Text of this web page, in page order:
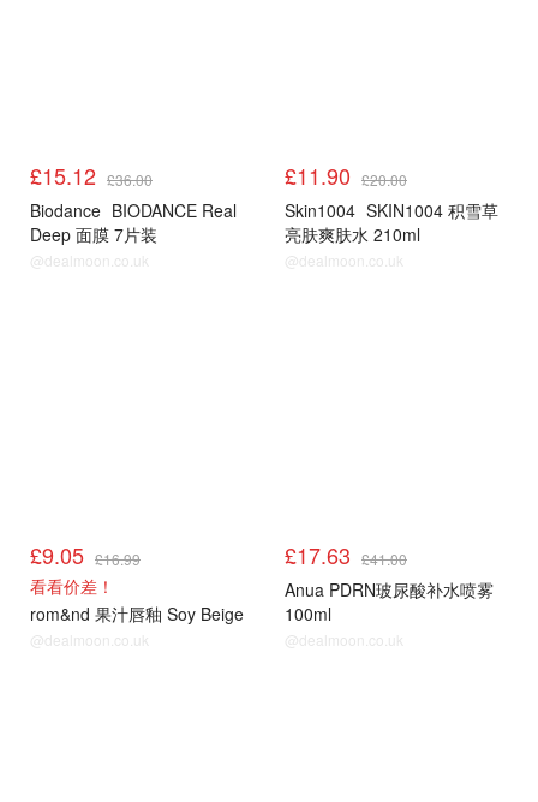
£15.12 £36.00
Biodance BIODANCE Real
Deep 面膜 7片装
@dealmoon.co.uk
£11.90 £20.00
Skin1004 SKIN1004 积雪草
亮肤爽肤水 210ml
@dealmoon.co.uk
£9.05 £16.99
看看价差！
rom&nd 果汁唇釉 Soy Beige
@dealmoon.co.uk
£17.63 £41.00
Anua PDRN玻尿酸补水喷雾
100ml
@dealmoon.co.uk